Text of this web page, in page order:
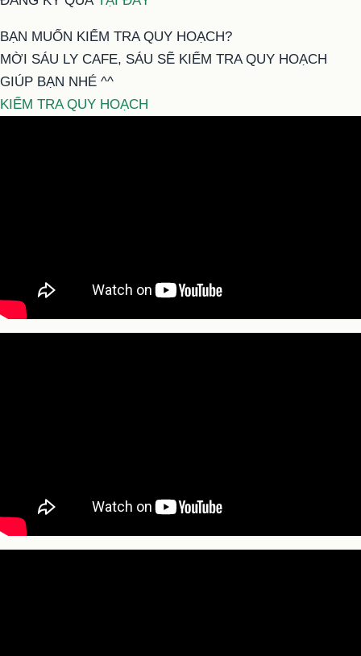
BẠN MUỐN KIỂM TRA QUY HOẠCH?
MỜI SÁU LY CAFE, SÁU SẼ KIỂM TRA QUY HOẠCH
GIÚP BẠN NHÉ ^^
KIỂM TRA QUY HOẠCH